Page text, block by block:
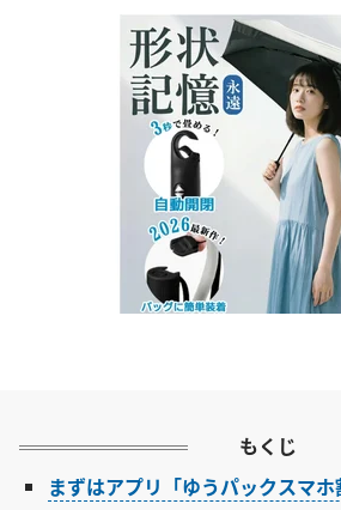
もくじ
まずはアプリ「ゆうパックスマ